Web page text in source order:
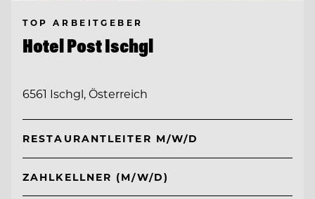
TOP ARBEITGEBER
Hotel Post Ischgl
6561 Ischgl, Österreich
RESTAURANTLEITER M/W/D
ZAHLKELLNER (M/W/D)